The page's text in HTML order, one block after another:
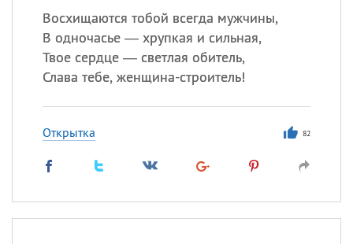
Восхищаются тобой всегда мужчины,
В одночасье — хрупкая и сильная,
Твое сердце — светлая обитель,
Слава тебе, женщина-строитель!
Открытка 82
Акакий,Василий
Еще
Алена,Анастасия
и
происхождение